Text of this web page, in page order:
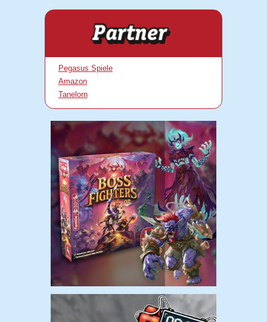
Pegasus Spiele
Amazon
Tanelorn